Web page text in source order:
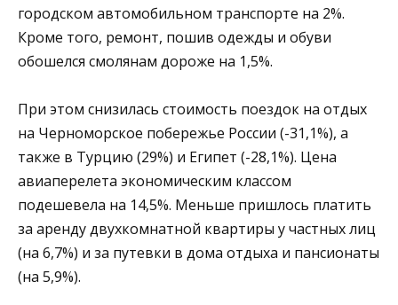
городском автомобильном транспорте на 2%.
Кроме того, ремонт, пошив одежды и обуви
обошелся смолянам дороже на 1,5%.
При этом снизилась стоимость поездок на отдых
на Черноморское побережье России (-31,1%), а
также в Турцию (29%) и Египет (-28,1%). Цена
авиаперелета экономическим классом
подешевела на 14,5%. Меньше пришлось платить
за аренду двухкомнатной квартиры у частных лиц
(на 6,7%) и за путевки в дома отдыха и пансионаты
(на 5,9%).